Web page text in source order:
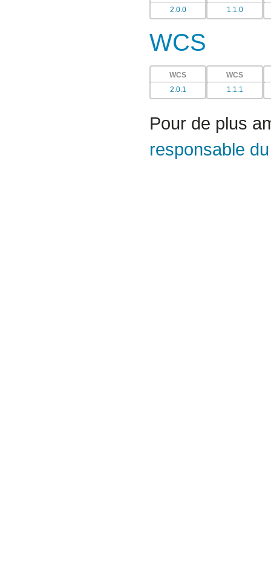
2.0.0
1.1.0
WCS
WCS
2.0.1
WCS
1.1.1
Pour de plus
responsable